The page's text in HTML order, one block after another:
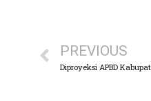
PREVIOUS